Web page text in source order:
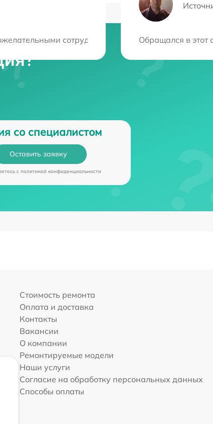
сотрудниками. Всё разъяснили,
Обращался в этот
со специалистом
Оставить заявку
c политикой конфиденциальности
Стоимость ремонта
Оплата и доставка
Контакты
Вакансии
О компании
Ремонтируемые модели
Наши услуги
Согласие на обработку персональных данных
Способы оплаты